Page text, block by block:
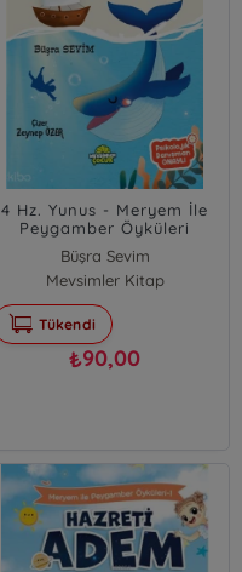
4 Hz. Yunus - Meryem İle
Peygamber Öyküleri
Büşra Sevim
Mevsimler Kitap
Tükendi
₺90,00